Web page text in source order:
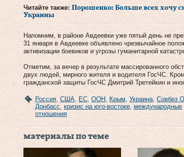
Читайте также: Порошенко: Больше всех хочу
Украины
Напомним, в районе Авдеевки уже пятый день не
31 января в Авдеевке объявлено чрезвычайное
активизации боевиков и угрозы гуманитарной
Отметим, за вечер в результате массированного
двух людей, мирного жителя и водителя ГосЧС.
гражданской защиты ГосЧС Дмитрий Третейкин и
Россия США ЕС ООН Крым Украина Совбез
Донбасс кризис на юго-востоке международные
отношения
материалы по теме